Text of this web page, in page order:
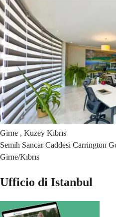
Girne , Kuzey Kıbrıs
Semih Sancar Caddesi Carrington
Girne/Kıbrıs
Ufficio di Istanbul